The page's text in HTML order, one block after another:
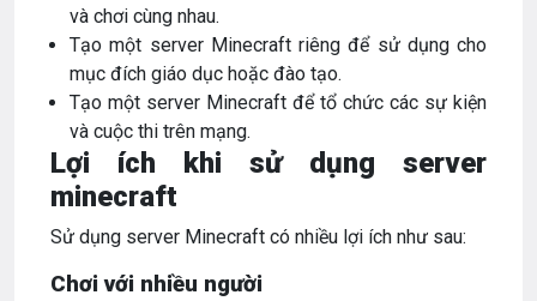
và chơi cùng nhau.
Tạo một server Minecraft riêng để sử dụng cho
mục đích giáo dục hoặc đào tạo.
Tạo một server Minecraft để tổ chức các sự kiện
và cuộc thi trên mạng.
Lợi ích khi sử dụng server
minecraft
Sử dụng server Minecraft có nhiều lợi ích như sau:
Chơi với nhiều người